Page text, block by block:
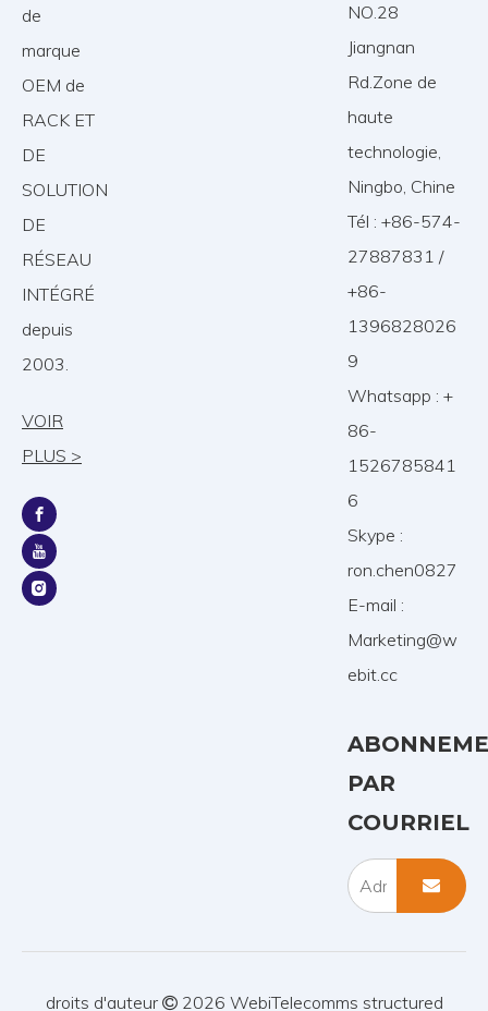
de
marque
OEM de
RACK ET
DE
SOLUTION
DE
RÉSEAU
INTÉGRÉ
depuis
2003.
VOIR
PLUS >
NO.28
Jiangnan
Rd.Zone de
haute
technologie,
Ningbo, Chine
Tél : +86-574-
27887831 /
+86-
1396828026
9
Whatsapp : +
86-
1526785841
6
Skype :
ron.chen0827
E-mail :
Marketing@w
ebit.cc
PAR
COURRIEL
droits d'auteur  2026 WebiTelecomms structured